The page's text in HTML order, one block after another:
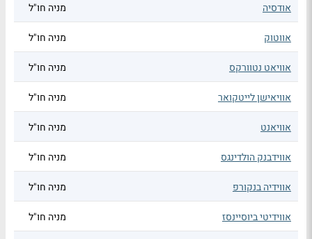
אודסיה מניה חו"ל
אווטוק מניה חו"ל
אוויאט נטוורקס מניה חו"ל
אוויאישן לייטקואר מניה חו"ל
אוויאנט מניה חו"ל
אווידבנק הולדינגס מניה חו"ל
אווידיה בנקורפ מניה חו"ל
אווידיטי ביוסיינסז מניה חו"ל